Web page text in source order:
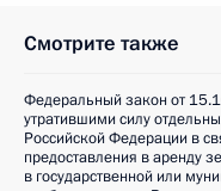
Смотрите также
Федеральный закон от
утратившими силу
Российской Федерации в
предоставления в аренду
в государственной или